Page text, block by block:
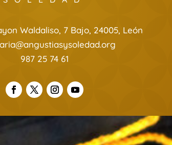
Waldaliso, 7 Bajo, 24005, León
987 25 74 61